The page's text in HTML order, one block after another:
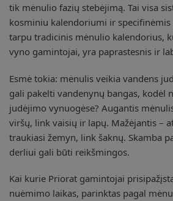
tik mėnulio fazių stebėjimą. Tai visa
kosminiu kalendoriumi ir specifinėmis
tarpu tradicinis mėnulio kalendorius,
vyno gamintojai, yra paprastesnis ir
Esmė tokia: mėnulis veikia vandens
gali pakelti vandenynų bangas, kodėl
judėjimo vynuogėse? Augantis
viršų, link vaisių ir lapų. Mažėjantis –
traukiasi žemyn, link šaknų. Skamba
derliui gali būti reikšmingos.
Kai kurie Priorat gamintojai
nuėmimo laikas, parinktas pagal